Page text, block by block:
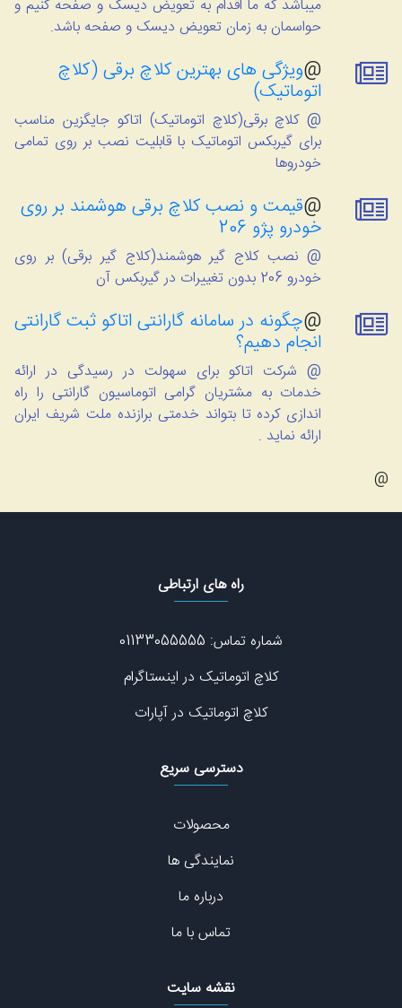
میباشد که ما اقدام به تعویض دیسک و صفحه کنیم و
حواسمان به زمان تعویض دیسک و صفحه باشد.
@ویژگی های بهترین کلاچ برقی (کلاچ
اتوماتیک)
@ کلاچ برقی(کلاچ اتوماتیک) اتاکو جایگزین مناسب
برای گیربکس اتوماتیک با قابلیت نصب بر روی تمامی
خودروها
@قیمت و نصب کلاچ برقی هوشمند بر روی
خودرو پژو 206
@ نصب کلاج گیر هوشمند(کلاج گیر برقی) بر روی
خودرو 206 بدون تغییرات در گیربکس آن
@چگونه در سامانه گارانتی اتاکو ثبت گارانتی
انجام دهیم؟
@ شرکت اتاکو برای سهولت در رسیدگی در ارائه
خدمات به مشتریان گرامی اتوماسیون گارانتی را راه
اندازی کرده تا بتواند خدمتی برازنده ملت شریف ایران
ارائه نماید .
@
راه های ارتباطی
شماره تماس: 01133055555
کلاچ اتوماتیک در اینستاگرام
کلاچ اتوماتیک در آپارات
دسترسی سریع
محصولات
نمایندگی ها
درباره ما
تماس با ما
نقشه سایت